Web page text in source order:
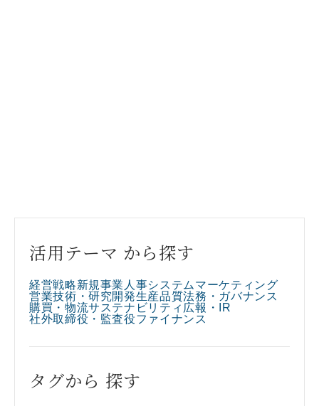
活用テーマ から探す
経営戦略新規事業 人事システム マーケティング
営業技術・研究開発生産品質法務・ガバナンス
購買・物流サステナビリティ 広報・IR
社外取締役・監査役ファイナンス
タグから 探す